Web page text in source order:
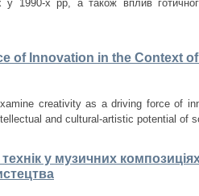
у 1990-х рр, а також вплив
of Innovation in the Context
creativity as a driving force of
and cultural-artistic potential of
у музичних